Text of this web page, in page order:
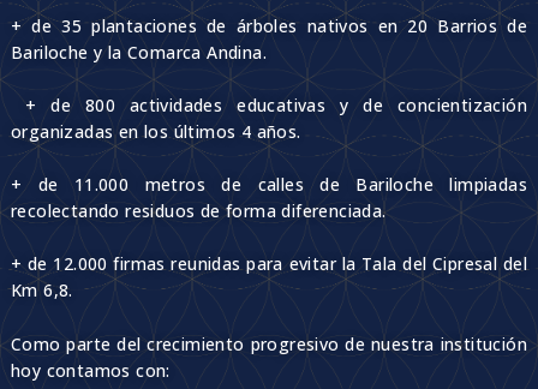
+ de 35 plantaciones de árboles nativos en 20 Barrios de
Bariloche y la Comarca Andina.
+ de 800 actividades educativas y de concientización
organizadas en los últimos 4 años.
+ de 11.000 metros de calles de Bariloche limpiadas
recolectando residuos de forma diferenciada.
+ de 12.000 firmas reunidas para evitar la Tala del Cipresal del
Km 6,8.
Como parte del crecimiento progresivo de nuestra institución
hoy contamos con: